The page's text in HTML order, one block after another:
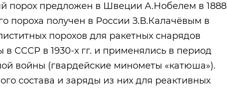
порох предложен в Швеции А.Нобелем в 1888
пороха получен в России З.В.Калачёвым в
порохов для ракетных снарядов
в СССР в 1930-х гг. и применялись в период
войны (гвардейские минометы «катюша»).
состава и заряды из них для реактивных